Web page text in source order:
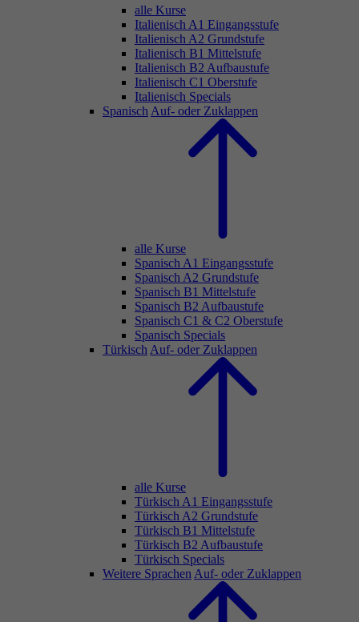
alle Kurse
Italienisch A1 Eingangsstufe
Italienisch A2 Grundstufe
Italienisch B1 Mittelstufe
Italienisch B2 Aufbaustufe
Italienisch C1 Oberstufe
Italienisch Specials
Spanisch Auf- oder Zuklappen
alle Kurse
Spanisch A1 Eingangsstufe
Spanisch A2 Grundstufe
Spanisch B1 Mittelstufe
Spanisch B2 Aufbaustufe
Spanisch C1 & C2 Oberstufe
Spanisch Specials
Türkisch Auf- oder Zuklappen
alle Kurse
Türkisch A1 Eingangsstufe
Türkisch A2 Grundstufe
Türkisch B1 Mittelstufe
Türkisch B2 Aufbaustufe
Türkisch Specials
Weitere Sprachen Auf- oder Zuklappen